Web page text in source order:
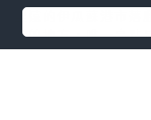
里遠的伊瓜蘇港市落
看的地方，唯一亮